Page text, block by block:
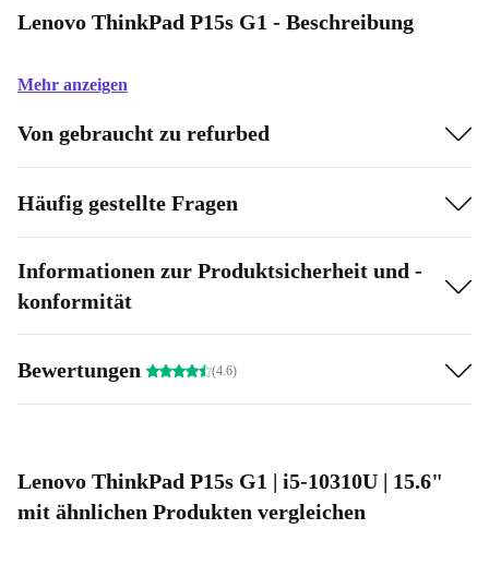
Lenovo ThinkPad P15s G1 - Beschreibung
Mehr anzeigen
Von gebraucht zu refurbed
Häufig gestellte Fragen
Informationen zur Produktsicherheit und -
konformität
Bewertungen (4.6)
Lenovo ThinkPad P15s G1 | i5-10310U | 15.6"
mit ähnlichen Produkten vergleichen